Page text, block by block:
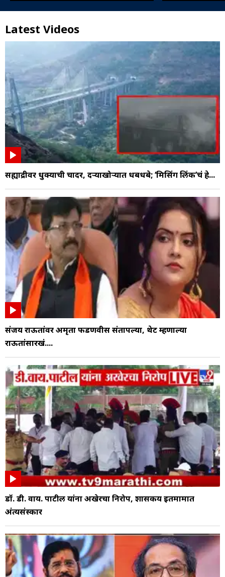
Latest Videos
सह्याद्रीवर धुक्याची चादर, दऱ्याखोऱ्यात धबधबे; ‘मिसिंग लिंक’चं हे...
संजय राऊतांवर अमृता फडणवीस संतापल्या, थेट म्हणाल्या
राऊतांसारखं....
डॉ. डी. वाय. पाटील यांना अखेरचा निरोप, शासकीय इतमामात
अंत्यसंस्कार